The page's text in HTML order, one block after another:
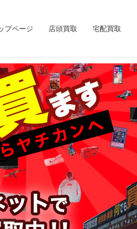
プページ 店頭買取 宅配買取